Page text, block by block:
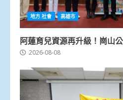
地方.社會 高雄市
阿蓮育兒資源再升級！崗山
2026-08-08